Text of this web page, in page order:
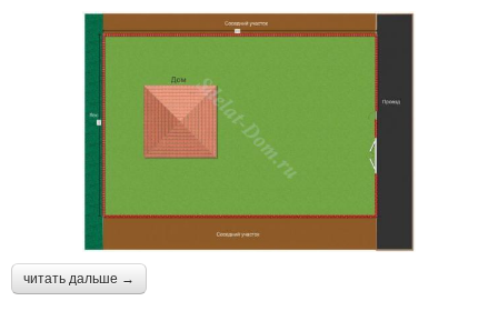
читать дальше →